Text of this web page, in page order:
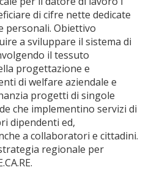
di cifre nette dedicate
personali. Obiettivo
a sviluppare il sistema di
il tessuto
progettazione e
di welfare aziendale e
progetti di singole
che implementino servizi di
dipendenti ed,
a collaboratori e cittadini.
regionale per